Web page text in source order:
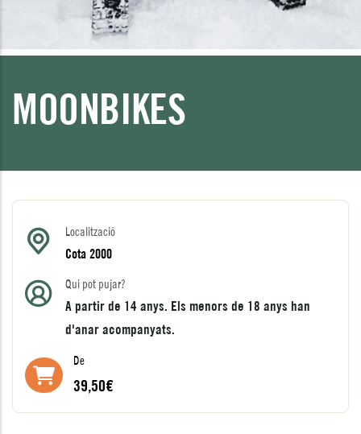
MOONBIKES
Localització
Cota 2000
Qui pot pujar?
A partir de 14 anys. Els menors de 18 anys han
d'anar acompanyats.
De
39,50€